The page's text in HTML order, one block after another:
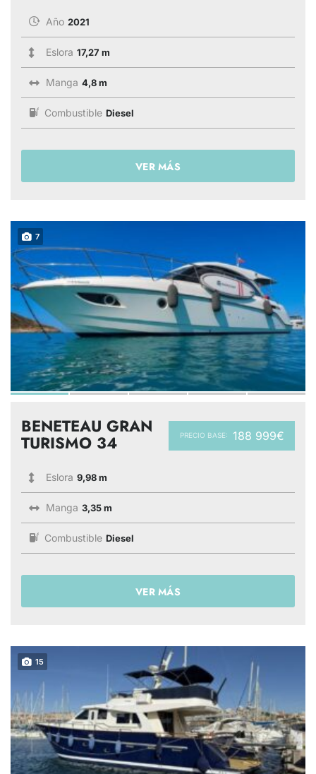
Año 2021
Eslora 17,27 m
Manga 4,8 m
Combustible Diesel
VER MÁS
7
PRECIO BASE: 188 999€
BENETEAU GRAN
TURISMO 34
Eslora 9,98 m
Manga 3,35 m
Combustible Diesel
VER MÁS
15